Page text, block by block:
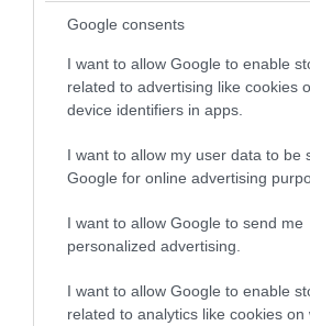
Google consents
I want to allow Google to enable
related to advertising like cookies
device identifiers in apps.
I want to allow my user data to be
Google for online advertising
I want to allow Google to send me
personalized advertising.
I want to allow Google to enable
related to analytics like cookies on
06.08.2026 | 09:03
«Οι εντελώς αθώοι»: Η
Αττικής (φωτο)